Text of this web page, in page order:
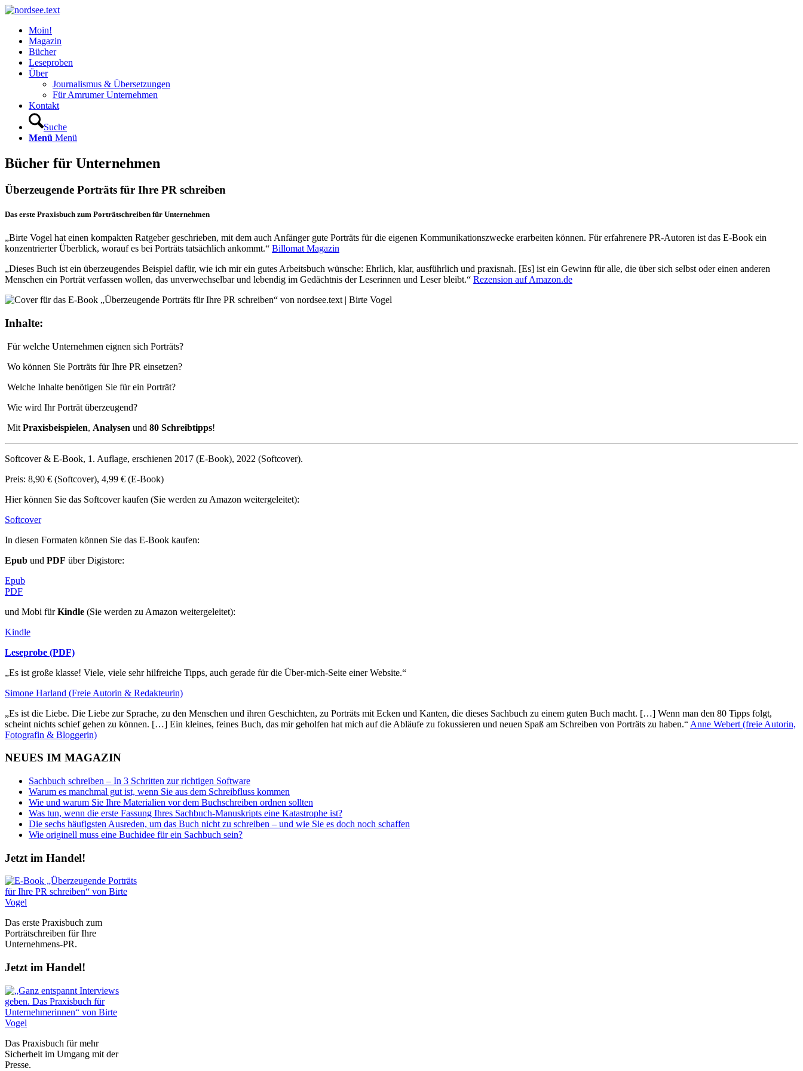
Moin!
Magazin
Bücher
Leseproben
Über
Journalismus & Übersetzungen
Für Amrumer Unternehmen
Kontakt
Suche
Menü Menü
Bücher für Unternehmen
Überzeugende Porträts für Ihre PR schreiben
Das erste Praxisbuch zum Porträtschreiben für Unternehmen
„Birte Vogel hat einen kompakten Ratgeber geschrieben, mit dem auch Anfänger gute Porträts für die eigenen Kommunikationszwecke erarbeiten können. Für erfahrenere PR-Autoren ist das E-Book ein
konzentrierter Überblick, worauf es bei Porträts tatsächlich ankommt.“ Billomat Magazin
„Dieses Buch ist ein überzeugendes Beispiel dafür, wie ich mir ein gutes Arbeitsbuch wünsche: Ehrlich, klar, ausführlich und praxisnah. [Es] ist ein Gewinn für alle, die über sich selbst oder einen anderen
Menschen ein Porträt verfassen wollen, das unverwechselbar und lebendig im Gedächtnis der Leserinnen und Leser bleibt.“ Rezension auf Amazon.de
Inhalte:
Für welche Unternehmen eignen sich Porträts?
Wo können Sie Porträts für Ihre PR einsetzen?
Welche Inhalte benötigen Sie für ein Porträt?
Wie wird Ihr Porträt überzeugend?
Mit Praxisbeispielen, Analysen und 80 Schreibtipps!
Softcover & E-Book, 1. Auflage, erschienen 2017 (E-Book), 2022 (Softcover).
Preis: 8,90 € (Softcover), 4,99 € (E-Book)
Hier können Sie das Softcover kaufen (Sie werden zu Amazon weitergeleitet):
Softcover
In diesen Formaten können Sie das E-Book kaufen:
Epub und PDF über Digistore:
Epub
PDF
und Mobi fürKindle (Sie werden zu Amazon weitergeleitet):
Kindle
Leseprobe (PDF)
„Es ist große klasse! Viele, viele sehr hilfreiche Tipps, auch gerade für die Über-mich-Seite einer Website.“
Simone Harland (Freie Autorin & Redakteurin)
„Es ist die Liebe. Die Liebe zur Sprache, zu den Menschen und ihren Geschichten, zu Porträts mit Ecken und Kanten, die dieses Sachbuch zu einem guten Buch macht. […] Wenn man den 80 Tipps folgt,
scheint nichts schief gehen zu können. […] Ein kleines, feines Buch, das mir geholfen hat mich auf die Abläufe zu fokussieren und neuen Spaß am Schreiben von Porträts zu haben.“ Anne Webert (freie Autorin,
Fotografin & Bloggerin)
NEUES IM MAGAZIN
Sachbuch schreiben – In 3 Schritten zur richtigen Software
Warum es manchmal gut ist, wenn Sie aus dem Schreibfluss kommen
Wie und warum Sie Ihre Materialien vor dem Buchschreiben ordnen sollten
Was tun, wenn die erste Fassung Ihres Sachbuch-Manuskripts eine Katastrophe ist?
Die sechs häufigsten Ausreden, um das Buch nicht zu schreiben – und wie Sie es doch noch schaffen
Wie originell muss eine Buchidee für ein Sachbuch sein?
Jetzt im Handel!
Das erste Praxisbuch zum
Porträtschreiben für Ihre
Unternehmens-PR.
Jetzt im Handel!
Das Praxisbuch für mehr
Sicherheit im Umgang mit der
Presse.